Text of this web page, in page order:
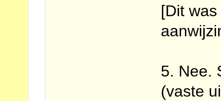
[Dit
5. Nee.
(vaste